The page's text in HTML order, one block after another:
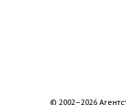
© 2002–2026